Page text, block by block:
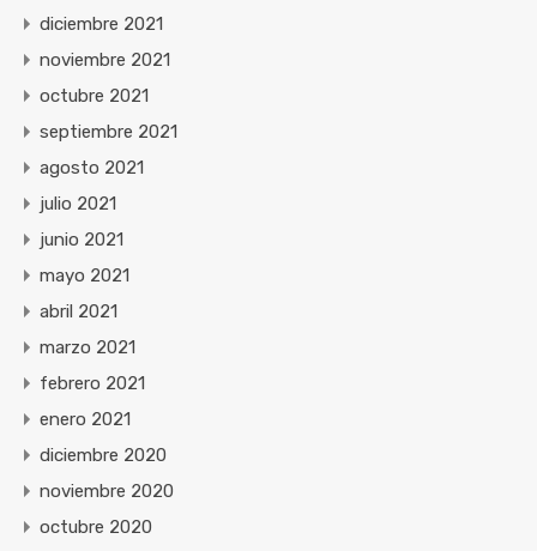
diciembre 2021
noviembre 2021
octubre 2021
septiembre 2021
agosto 2021
julio 2021
junio 2021
mayo 2021
abril 2021
marzo 2021
febrero 2021
enero 2021
diciembre 2020
noviembre 2020
octubre 2020